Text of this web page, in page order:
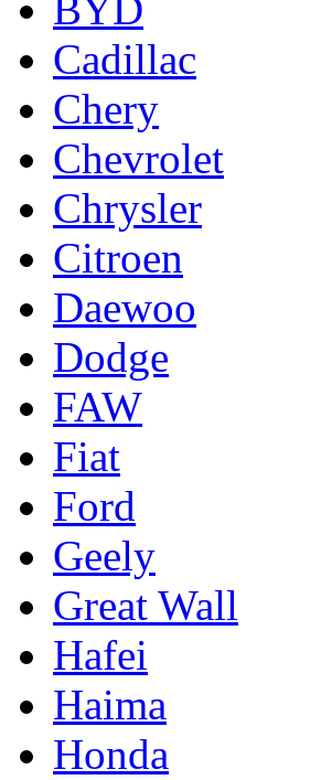
Cadillac
Chery
Chevrolet
Chrysler
Citroen
Daewoo
Dodge
FAW
Fiat
Ford
Geely
Great Wall
Hafei
Haima
Honda